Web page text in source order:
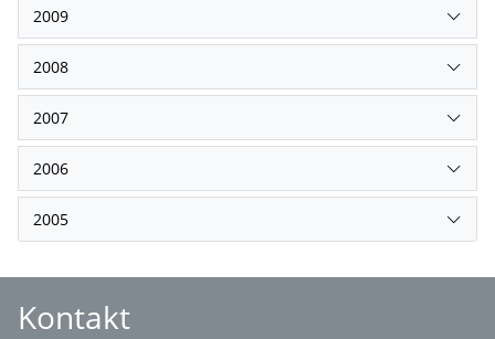
2009
2008
2007
2006
2005
Kontakt